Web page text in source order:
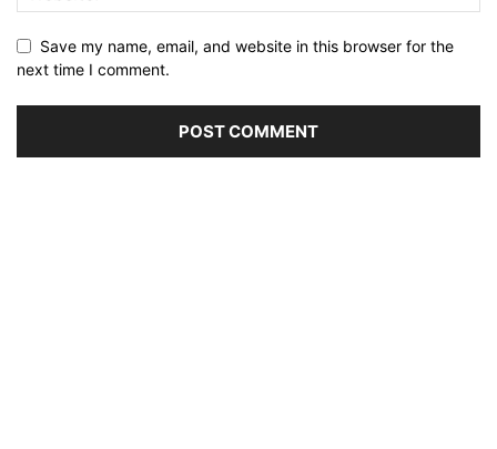
Save my name, email, and website in this browser for the
next time I comment.